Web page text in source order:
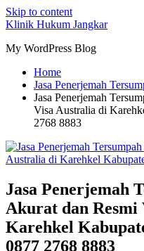
Skip to content
Klinik Hukum Jangkar
My WordPress Blog
Home
Jasa Penerjemah
Jasa Penerjemah
Visa Australia di
2768 8883
Jasa Penerjemah
Akurat dan Resmi
Karehkel
0877 2768 8883